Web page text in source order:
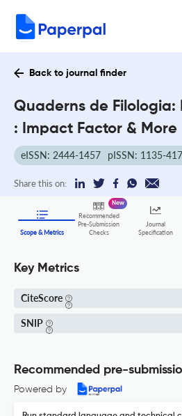
Back to journal finder
Quaderns de Filologia:
: Impact Factor & More
eISSN: 2444-1457 pISSN: 1135-
Share this on:
Scope & Metrics
Recommended
Pre-Submission
Checks
New
Journal
Specification
Key Metrics
CiteScore
SNIP
Recommended pre-
Powered by